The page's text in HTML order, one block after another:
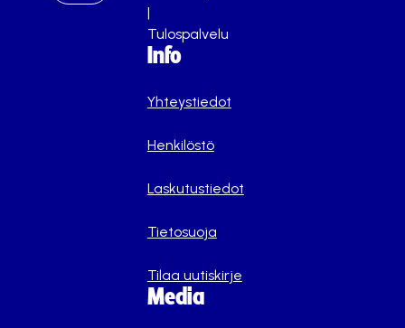
|
Tulospalvelu
Info
Yhteystiedot
Henkilöstö
Laskutustiedot
Tietosuoja
Tilaa uutiskirje
Media